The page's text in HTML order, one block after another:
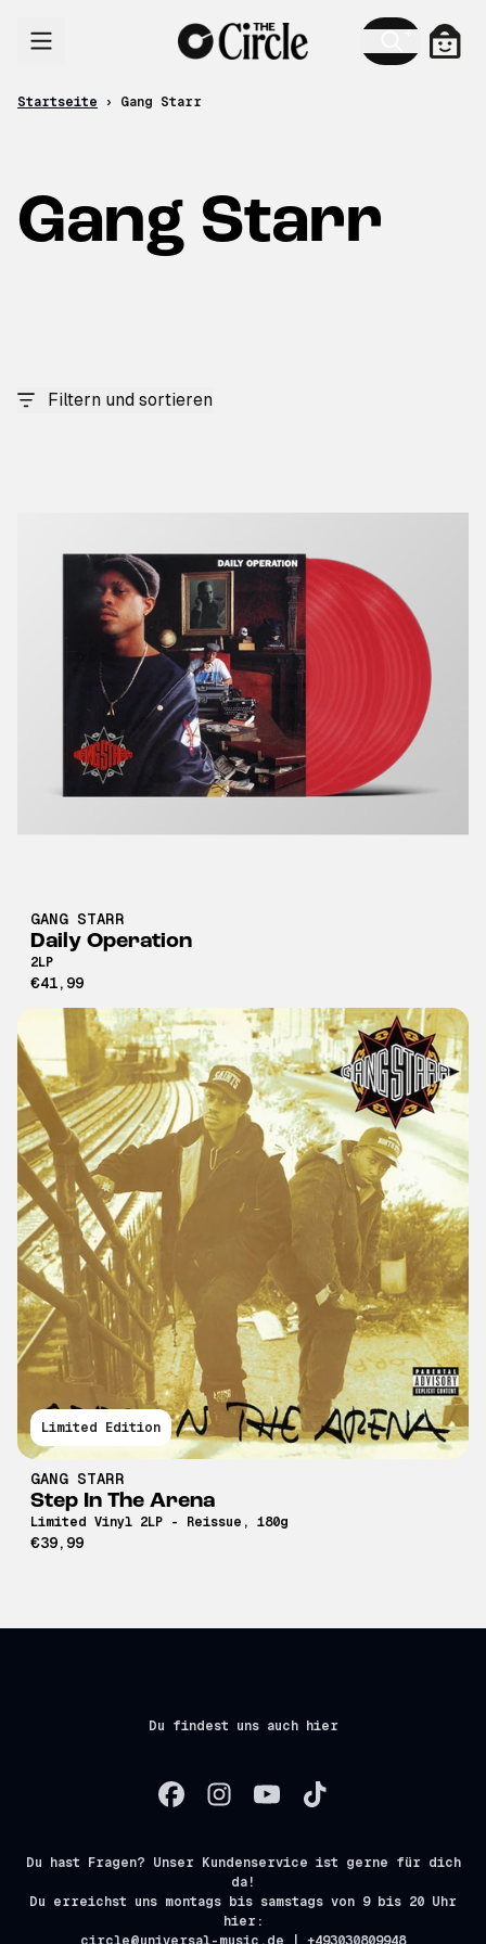
Startseite › Gang Starr
Gang Starr
Filtern und sortieren
GANG STARR
Daily Operation
2LP
€41,99
Limited Edition
GANG STARR
Step In The Arena
Limited Vinyl 2LP - Reissue, 180g
€39,99
Du findest uns auch hier
Du hast Fragen? Unser Kundenservice ist gerne für dich
da!
Du erreichst uns montags bis samstags von 9 bis 20 Uhr
hier:
circle@universal-music.de | +493030809948